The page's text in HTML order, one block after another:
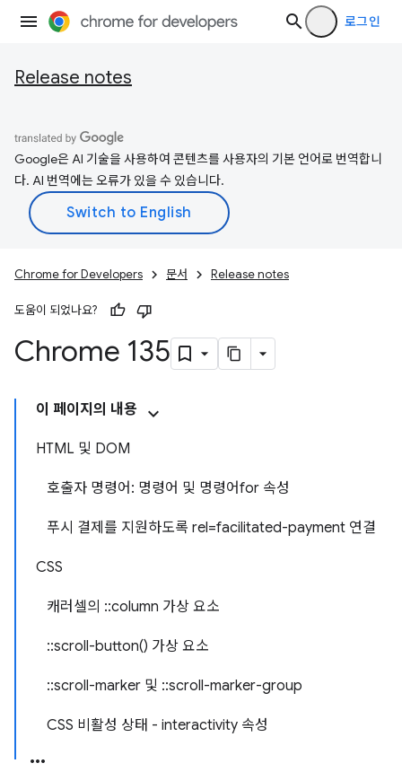
로그인
Release notes
Google은 AI 기술을 사용하여 콘텐츠를 사용자의 기본 언어로 번역합니
다. AI 번역에는 오류가 있을 수 있습니다.
Chrome for Developers 문서 Release notes
도움이 되었나요?
Chrome 135
이 페이지의 내용
HTML 및 DOM
호출자 명령어: 명령어 및 명령어for 속성
푸시 결제를 지원하도록 rel=facilitated-payment 연결
CSS
캐러셀의 ::column 가상 요소
::scroll-button() 가상 요소
::scroll-marker 및 ::scroll-marker-group
CSS 비활성 상태 - interactivity 속성